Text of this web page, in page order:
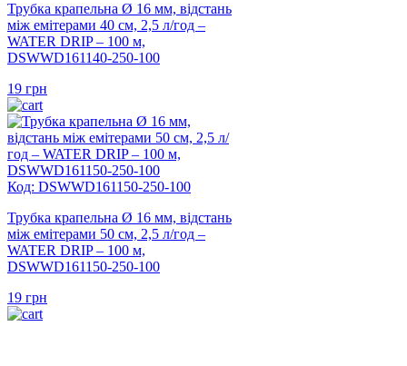
Трубка крапельна Ø 16 мм, відстань
між емітерами 40 см, 2,5 л/год –
WATER DRIP – 100 м,
DSWWD161140-250-100
19 грн
Код: DSWWD161150-250-100
Трубка крапельна Ø 16 мм, відстань
між емітерами 50 см, 2,5 л/год –
WATER DRIP – 100 м,
DSWWD161150-250-100
19 грн